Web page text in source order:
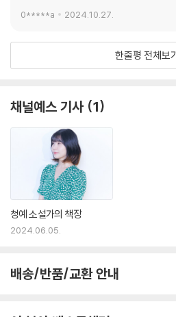
0*****a 2024.10.27.
한줄평 전체보기
채널예스 기사 1
청예 소설가의 책장
2024.06.05.
배송/반품/교환 안내